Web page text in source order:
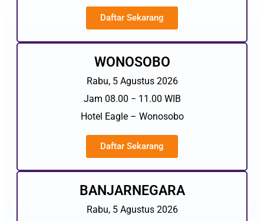
Daftar Sekarang
WONOSOBO
Rabu, 5 Agustus 2026
Jam 08.00 − 11.00 WIB
Hotel Eagle – Wonosobo
Daftar Sekarang
BANJARNEGARA
Rabu, 5 Agustus 2026